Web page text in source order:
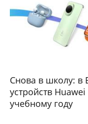
Снова в школу: в
устройств
учебному году